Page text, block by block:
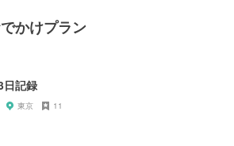
かけプラン
日記録
東京 11